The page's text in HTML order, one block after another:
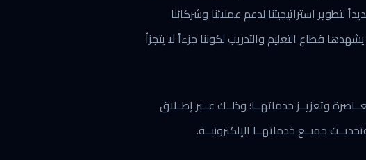
لتطوير استراتيجيتنا لدعم عملائنا وشركائنا
قطاع التعليم والتدريب لكوننا جزءاً لا يتجزأ
وتعزيــز خدماتهــا؛ وذلــك عــبر إطــلاق
جميــع خدماتهــا الإلكترونيــة.